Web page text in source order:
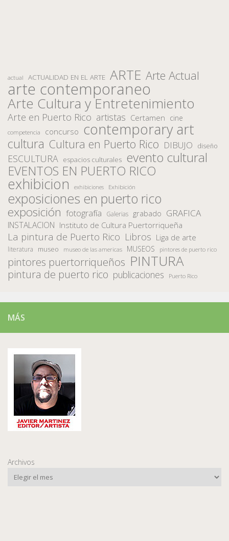
actual ACTUALIDAD EN EL ARTE ARTE Arte Actual
arte contemporaneo
Arte Cultura y Entretenimiento
Arte en Puerto Rico artistas Certamen cine
competencia concurso contemporary art
cultura Cultura en Puerto Rico DIBUJO diseño
ESCULTURA espacios culturales evento cultural
EVENTOS EN PUERTO RICO
exhibicion exhibiciones Exhibición
exposiciones en puerto rico
exposición fotografía Galerias grabado GRAFICA
INSTALACION Instituto de Cultura Puertorriqueña
La pintura de Puerto Rico Libros Liga de arte
literatura museo museo de las americas MUSEOS pintores de puerto rico
pintores puertorriqueños PINTURA
pintura de puerto rico publicaciones Puerto Rico
MÁS
Archivos